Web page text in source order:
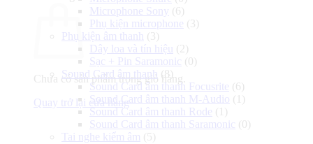
Chưa có sản phẩm trong giỏ hàng.
Quay trở lại cửa hàng
Microphone Sony (6)
Phụ kiện microphone (3)
Phụ kiện âm thanh
(3)
Dây loa và tín hiệu
(2)
Sạc + Pin Saramonic (0)
Sound Card âm thanh (8)
Sound Card âm thanh Focusrite (6)
Sound Card âm thanh M-Audio (1)
Sound Card âm thanh Rode (1)
Sound Card âm thanh Saramonic (0)
Tai nghe kiểm âm (5)